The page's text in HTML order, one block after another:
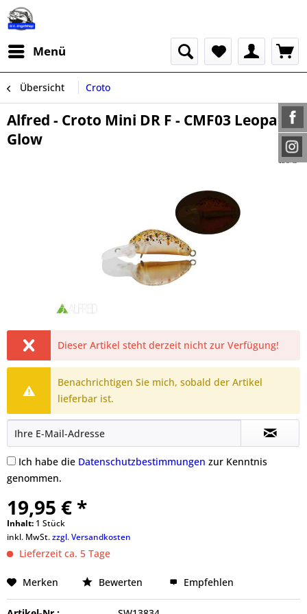
Menü
Übersicht Croto
Alfred - Croto Mini DR F - CMF03 Leopa
Glow
Dieser Artikel steht derzeit nicht zur Verfügung!
Benachrichtigen Sie mich, sobald der Artikel
lieferbar ist.
Ich habe die Datenschutzbestimmungen zur Kenntnis
genommen.
19,95 € *
Inhalt: 1 Stück
inkl. MwSt.zzgl. Versandkosten
Lieferzeit ca. 5 Tage
Merken Bewerten Empfehlen